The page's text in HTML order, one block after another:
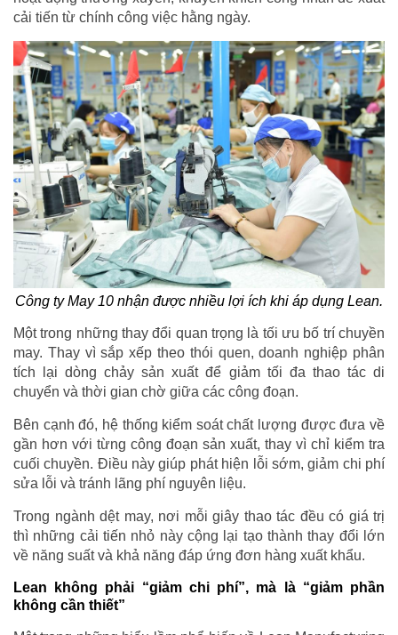
cải tiến từ chính công việc hằng ngày.
Công ty May 10 nhận được nhiều lợi ích khi áp dụng Lean.
Một trong những thay đổi quan trọng là tối ưu bố trí chuyền
may. Thay vì sắp xếp theo thói quen, doanh nghiệp phân
tích lại dòng chảy sản xuất để giảm tối đa thao tác di
chuyển và thời gian chờ giữa các công đoạn.
Bên cạnh đó, hệ thống kiểm soát chất lượng được đưa về
gần hơn với từng công đoạn sản xuất, thay vì chỉ kiểm tra
cuối chuyền. Điều này giúp phát hiện lỗi sớm, giảm chi phí
sửa lỗi và tránh lãng phí nguyên liệu.
Trong ngành dệt may, nơi mỗi giây thao tác đều có giá trị
thì những cải tiến nhỏ này cộng lại tạo thành thay đổi lớn
về năng suất và khả năng đáp ứng đơn hàng xuất khẩu.
Lean không phải “giảm chi phí”, mà là “giảm phần
không cần thiết”